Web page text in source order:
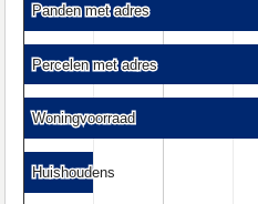
Panden met adres
Panden met adres
Percelen met adres
Percelen met adres
Woningvoorraad
Woningvoorraad
Huishoudens
Huishoudens